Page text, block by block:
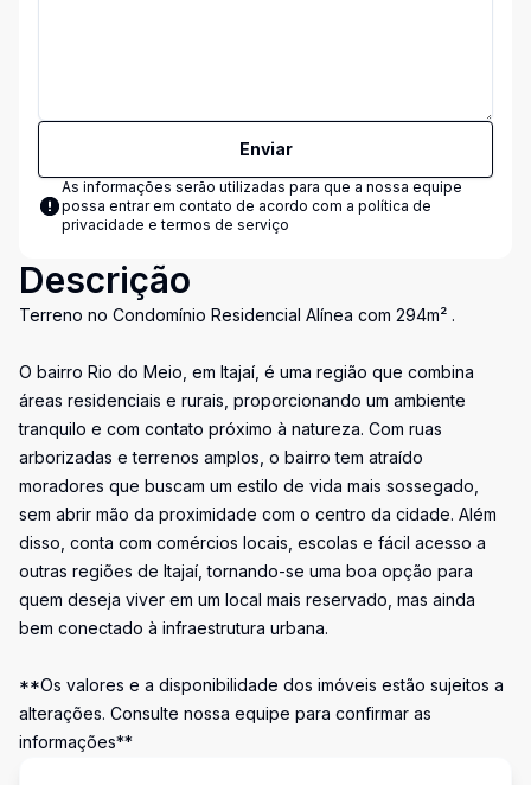
Enviar
As informações serão utilizadas para que a nossa equipe
possa entrar em contato de acordo com a política de
privacidade e termos de serviço
Descrição
Terreno no Condomínio Residencial Alínea com 294m² .
O bairro Rio do Meio, em Itajaí, é uma região que combina
áreas residenciais e rurais, proporcionando um ambiente
tranquilo e com contato próximo à natureza. Com ruas
arborizadas e terrenos amplos, o bairro tem atraído
moradores que buscam um estilo de vida mais sossegado,
sem abrir mão da proximidade com o centro da cidade. Além
disso, conta com comércios locais, escolas e fácil acesso a
outras regiões de Itajaí, tornando-se uma boa opção para
quem deseja viver em um local mais reservado, mas ainda
bem conectado à infraestrutura urbana.
**Os valores e a disponibilidade dos imóveis estão sujeitos a
alterações. Consulte nossa equipe para confirmar as
informações**